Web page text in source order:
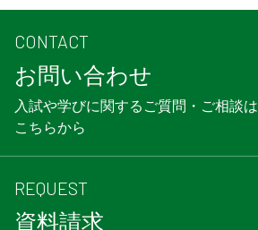
CONTACT
お問い合わせ
入試や学びに関するご質問・ご相談は
こちらから
REQUEST
資料請求